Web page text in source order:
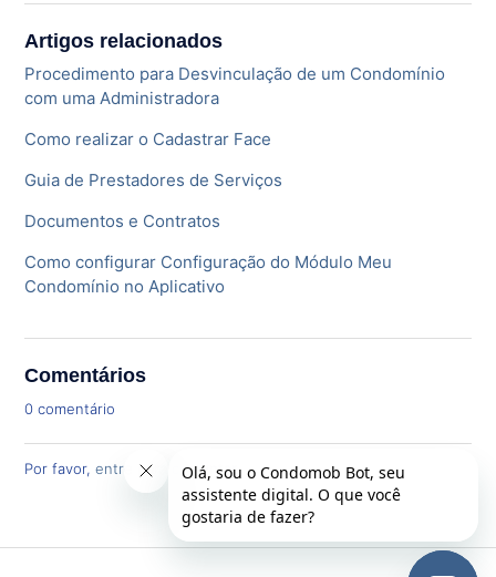
Artigos relacionados
Procedimento para Desvinculação de um Condomínio
com uma Administradora
Como realizar o Cadastrar Face
Guia de Prestadores de Serviços
Documentos e Contratos
Como configurar Configuração do Módulo Meu
Condomínio no Aplicativo
Comentários
0 comentário
Por favor,entre para comentar.